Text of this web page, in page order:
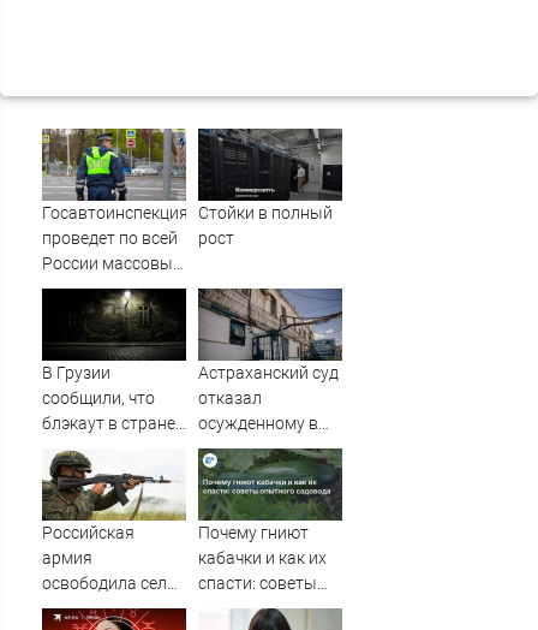
Госавтоинспекция
проведет по всей
России массовые
рейды с 10
августа
Стойки в полный
рост
В Грузии
сообщили, что
блэкаут в стране
произошёл из-за
тестов на
Ингурской ГЭС -
RT Russia -
МирТесен
Астраханский суд
отказал
осужденному в
колонии-
поселении,
посчитав его
опасным
Российская
армия
освободила село
Алексеевка в
Почему гниют
кабачки и как их
спасти: советы
опытного